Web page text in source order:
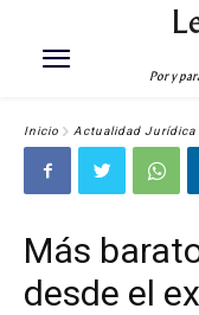
Por y
Inicio Actualidad Jurídica
Más
desde el